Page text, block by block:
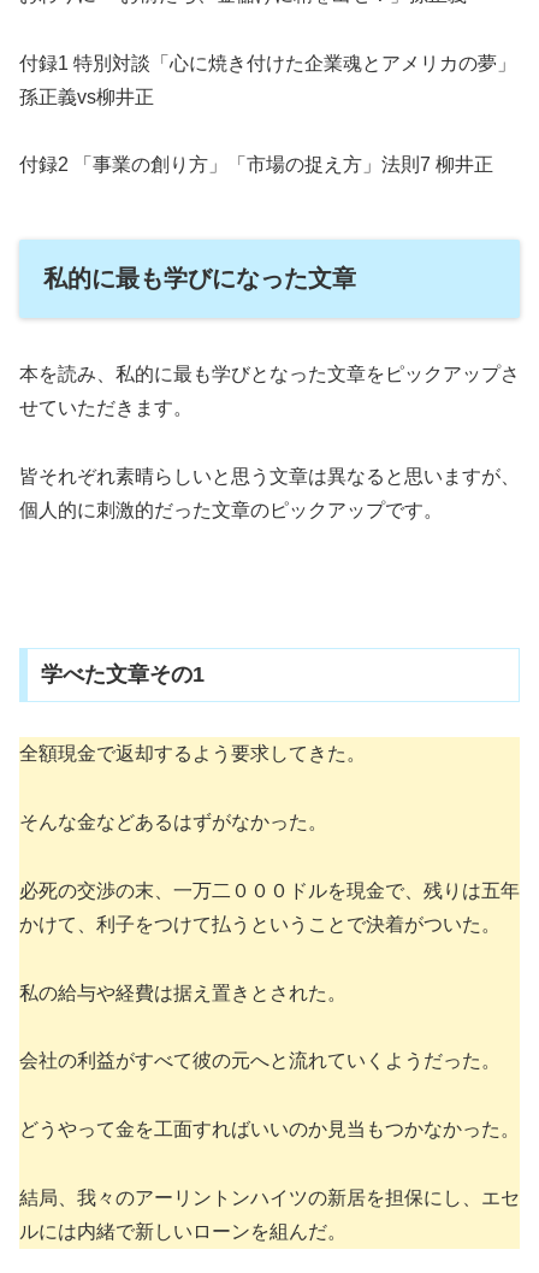
付録1 特別対談「心に焼き付けた企業魂とアメリカの夢」
孫正義vs柳井正
付録2 「事業の創り方」「市場の捉え方」法則7 柳井正
私的に最も学びになった文章
本を読み、私的に最も学びとなった文章をピックアップさ
せていただきます。
皆それぞれ素晴らしいと思う文章は異なると思いますが、
個人的に刺激的だった文章のピックアップです。
学べた文章その1
全額現金で返却するよう要求してきた。
そんな金などあるはずがなかった。
必死の交渉の末、一万二０００ドルを現金で、残りは五年
かけて、利子をつけて払うということで決着がついた。
私の給与や経費は据え置きとされた。
会社の利益がすべて彼の元へと流れていくようだった。
どうやって金を工面すればいいのか見当もつかなかった。
結局、我々のアーリントンハイツの新居を担保にし、エセ
ルには内緒で新しいローンを組んだ。